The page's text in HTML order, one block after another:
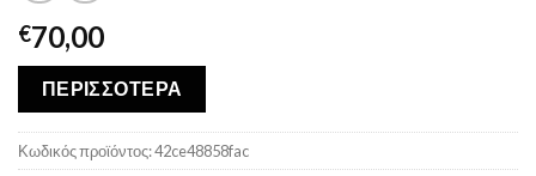
€70,00
ΠΕΡΙΣΣΟΤΕΡΑ
Κωδικός προϊόντος:42ce48858fac